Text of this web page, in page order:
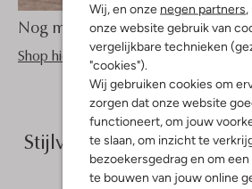
Wij, en onze negen partners
onze website gebruik van
vergelijkbare technieken
"cookies").
Wij gebruiken cookies om
zorgen dat onze website
functioneert, om jouw
te slaan, om inzicht te
bezoekersgedrag en om
te bouwen van jouw online
Nog meer schoenen tot 70%
Shop hier
Stijlvolle keuzes, met